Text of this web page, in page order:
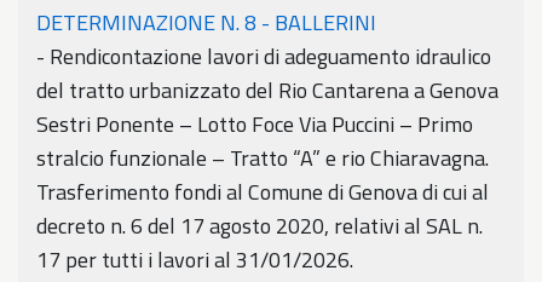
DETERMINAZIONE N. 8 - BALLERINI
- Rendicontazione lavori di adeguamento idraulico
del tratto urbanizzato del Rio Cantarena a Genova
Sestri Ponente – Lotto Foce Via Puccini – Primo
stralcio funzionale – Tratto “A” e rio Chiaravagna.
Trasferimento fondi al Comune di Genova di cui al
decreto n. 6 del 17 agosto 2020, relativi al SAL n.
17 per tutti i lavori al 31/01/2026.